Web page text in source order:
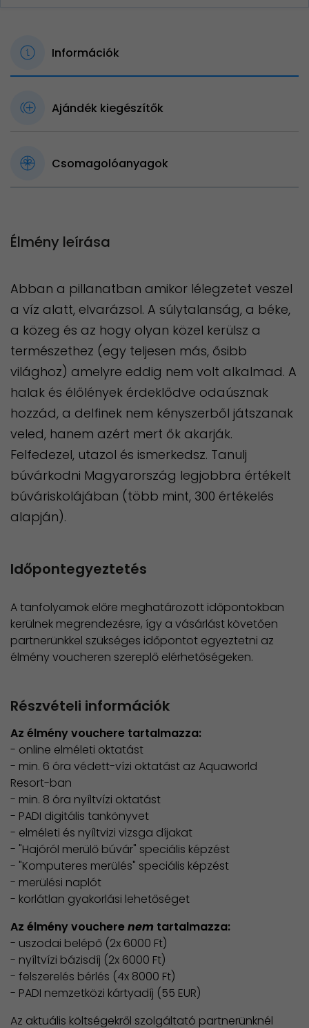
Információk
Ajándék kiegészítők
Csomagolóanyagok
Élmény leírása
Abban a pillanatban amikor lélegzetet veszel
a víz alatt, elvarázsol. A súlytalanság, a béke,
a közeg és az hogy olyan közel kerülsz a
természethez (egy teljesen más, ősibb
világhoz) amelyre eddig nem volt alkalmad. A
halak és élőlények érdeklődve odaúsznak
hozzád, a delfinek nem kényszerből játszanak
veled, hanem azért mert ők akarják.
Felfedezel, utazol és ismerkedsz. Tanulj
búvárkodni Magyarország legjobbra értékelt
búváriskolájában (több mint, 300 értékelés
alapján).
Időpontegyeztetés
A tanfolyamok előre meghatározott időpontokban
kerülnek megrendezésre, így a vásárlást követően
partnerünkkel szükséges időpontot egyeztetni az
élmény voucheren szereplő elérhetőségeken.
Részvételi információk
Az élmény vouchere tartalmazza:
- online elméleti oktatást
- min. 6 óra védett-vízi oktatást az Aquaworld
Resort-ban
- min. 8 óra nyíltvízi oktatást
- PADI digitális tankönyvet
- elméleti és nyíltvizi vizsga díjakat
- "Hajóról merülő búvár" speciális képzést
- "Komputeres merülés" speciális képzést
- merülési naplót
- korlátlan gyakorlási lehetőséget
Az élmény voucherenem tartalmazza:
- uszodai belépő (2x 6000 Ft)
- nyíltvízi bázisdíj (2x 6000 Ft)
- felszerelés bérlés (4x 8000 Ft)
- PADI nemzetközi kártyadíj (55 EUR)
Az aktuális költségekről szolgáltató partnerünknél